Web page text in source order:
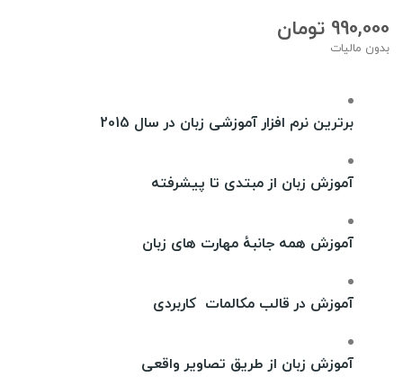
990,000 تومان
بدون مالیات
برترین نرم افزار آموزشی زبان در سال 2015
آموزش زبان از مبتدی تا پیشرفته
آموزش همه جانبۀ مهارت های زبان
آموزش در قالب مکالمات کاربردی
آموزش زبان از طریق تصاویر واقعی